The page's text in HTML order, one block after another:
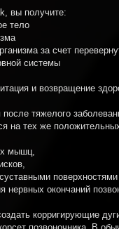
вы получите:
тело
за счет
системы
и возвращение
тяжелого
на тех же
мышц,
нервных окончаний
корригирующие